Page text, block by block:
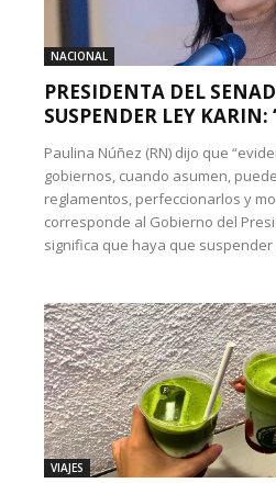
NACIONAL
PRESIDENTA DEL
SUSPENDER LEY KARIN:
Paulina Núñez (RN) dijo que
gobiernos, cuando asumen,
reglamentos, perfeccionarlos y
corresponde al Gobierno del
significa que haya que suspender
VIAJES